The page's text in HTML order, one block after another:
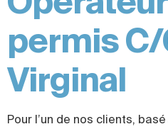
permis C/
Virginal
Pour l’un de nos clients,